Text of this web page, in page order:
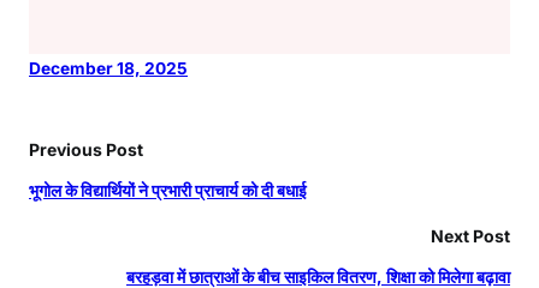
December 18, 2025
Previous Post
भूगोल के विद्यार्थियों ने प्रभारी प्राचार्य को दी बधाई
Next Post
बरहड़वा में छात्राओं के बीच साइकिल वितरण, शिक्षा को मिलेगा बढ़ावा